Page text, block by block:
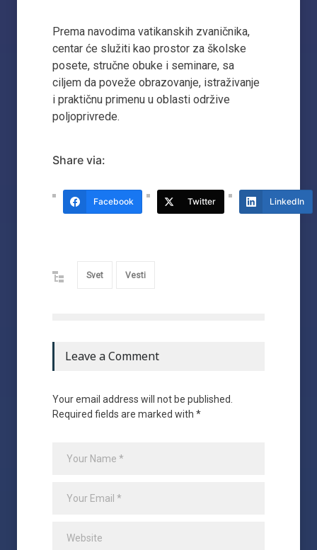
Prema navodima vatikanskih zvaničnika,
centar će služiti kao prostor za školske
posete, stručne obuke i seminare, sa
ciljem da poveže obrazovanje, istraživanje
i praktičnu primenu u oblasti održive
poljoprivrede.
Share via:
Facebook Twitter LinkedIn
Svet Vesti
Leave a Comment
Your email address will not be published.
Required fields are marked with *